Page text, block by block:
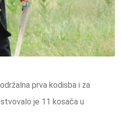
prva kodisba i za
je 11 kosača u